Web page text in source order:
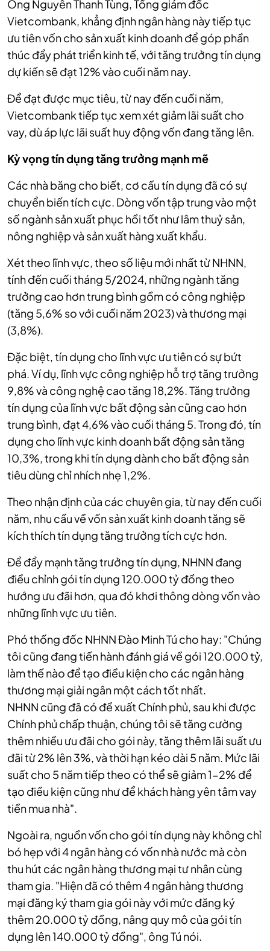
Ông Nguyễn Thanh Tùng, Tổng giám đốc
Vietcombank, khẳng định ngân hàng này tiếp tục
ưu tiên vốn cho sản xuất kinh doanh để góp phần
thúc đẩy phát triển kinh tế, với tăng trưởng tín dụng
dự kiến sẽ đạt 12% vào cuối năm nay.
Để đạt được mục tiêu, từ nay đến cuối năm,
Vietcombank tiếp tục xem xét giảm lãi suất cho
vay, dù áp lực lãi suất huy động vốn đang tăng lên.
Kỳ vọng tín dụng tăng trưởng mạnh mẽ
Các nhà băng cho biết, cơ cấu tín dụng đã có sự
chuyển biến tích cực. Dòng vốn tập trung vào một
số ngành sản xuất phục hồi tốt như lâm thuỷ sản,
nông nghiệp và sản xuất hàng xuất khẩu.
Xét theo lĩnh vực, theo số liệu mới nhất từ NHNN,
tính đến cuối tháng 5/2024, những ngành tăng
trưởng cao hơn trung bình gồm có công nghiệp
(tăng 5,6% so với cuối năm 2023) và thương mại
(3,8%).
Đặc biệt, tín dụng cho lĩnh vực ưu tiên có sự bứt
phá. Ví dụ, lĩnh vực công nghiệp hỗ trợ tăng trưởng
9,8% và công nghệ cao tăng 18,2%. Tăng trưởng
tín dụng của lĩnh vực bất động sản cũng cao hơn
trung bình, đạt 4,6% vào cuối tháng 5. Trong đó, tín
dụng cho lĩnh vực kinh doanh bất động sản tăng
10,3%, trong khi tín dụng dành cho bất động sản
tiêu dùng chỉ nhích nhẹ 1,2%.
Theo nhận định của các chuyên gia, từ nay đến cuối
năm, nhu cầu về vốn sản xuất kinh doanh tăng sẽ
kích thích tín dụng tăng trưởng tích cực hơn.
Để đẩy mạnh tăng trưởng tín dụng, NHNN đang
điều chỉnh gói tín dụng 120.000 tỷ đồng theo
hướng ưu đãi hơn, qua đó khơi thông dòng vốn vào
những lĩnh vực ưu tiên.
Phó thống đốc NHNN Đào Minh Tú cho hay: "Chúng
tôi cũng đang tiến hành đánh giá về gói 120.000 tỷ,
làm thế nào để tạo điều kiện cho các ngân hàng
thương mại giải ngân một cách tốt nhất.
NHNN cũng đã có đề xuất Chính phủ, sau khi được
Chính phủ chấp thuận, chúng tôi sẽ tăng cường
thêm nhiều ưu đãi cho gói này, tăng thêm lãi suất ưu
đãi từ 2% lên 3%, và thời hạn kéo dài 5 năm. Mức lãi
suất cho 5 năm tiếp theo có thể sẽ giảm 1-2% để
tạo điều kiện cũng như để khách hàng yên tâm vay
tiền mua nhà".
Ngoài ra, nguồn vốn cho gói tín dụng này không chỉ
bó hẹp với 4 ngân hàng có vốn nhà nước mà còn
thu hút các ngân hàng thương mại tư nhân cùng
tham gia. "Hiện đã có thêm 4 ngân hàng thương
mại đăng ký tham gia gói này với mức đăng ký
thêm 20.000 tỷ đồng, nâng quy mô của gói tín
dụng lên 140.000 tỷ đồng", ông Tú nói.